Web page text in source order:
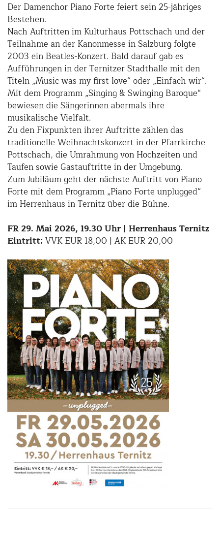
Der Damenchor Piano Forte feiert sein 25-jähriges
Bestehen.
Nach Auftritten im Kulturhaus Pottschach und der
Teilnahme an der Kanonmesse in Salzburg folgte
2003 ein Beatles-Konzert. Bald darauf gab es
Aufführungen in der Ternitzer Stadthalle mit den
Titeln „Music was my first love“ oder „Einfach wir“.
Mit dem Programm „Singing & Swinging Baroque“
bewiesen die Sängerinnen abermals ihre
musikalische Vielfalt.
Zu den Fixpunkten ihrer Auftritte zählen das
traditionelle Weihnachtskonzert in der Pfarrkirche
Pottschach, die Umrahmung von Hochzeiten und
Taufen sowie Gastauftritte in der Umgebung.
Zum Jubiläum geht der nächste Auftritt von Piano
Forte mit dem Programm „Piano Forte unplugged“
im Herrenhaus in Ternitz über die Bühne.
FR 29. Mai 2026, 19.30 Uhr | Herrenhaus Ternitz
Eintritt:VVK EUR 18,00 | AK EUR 20,00